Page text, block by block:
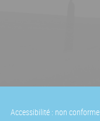
Accessibilité : non conforme